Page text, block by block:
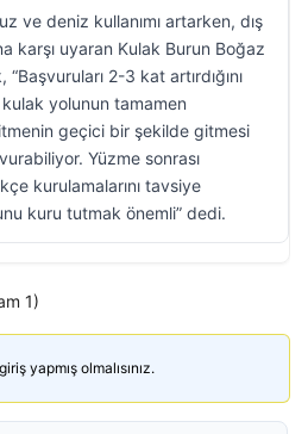
ve deniz kullanımı artarken, dış
karşı uyaran Kulak Burun Boğaz
2-3 kat artırdığını
yolunun tamamen
geçici bir şekilde gitmesi
Yüzme sonrası
kurulamalarını tavsiye
kuru tutmak önemli” dedi.
1)
yapmış olmalısınız.